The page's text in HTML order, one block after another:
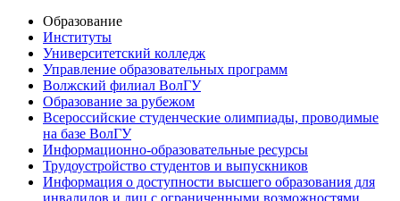
Образование
Институты
Университетский колледж
Управление образовательных программ
Волжский филиал ВолГУ
Образование за рубежом
Всероссийские студенческие олимпиады, проводимые
на базе ВолГУ
Информационно-образовательные ресурсы
Трудоустройство студентов и выпускников
Информация о доступности высшего образования для